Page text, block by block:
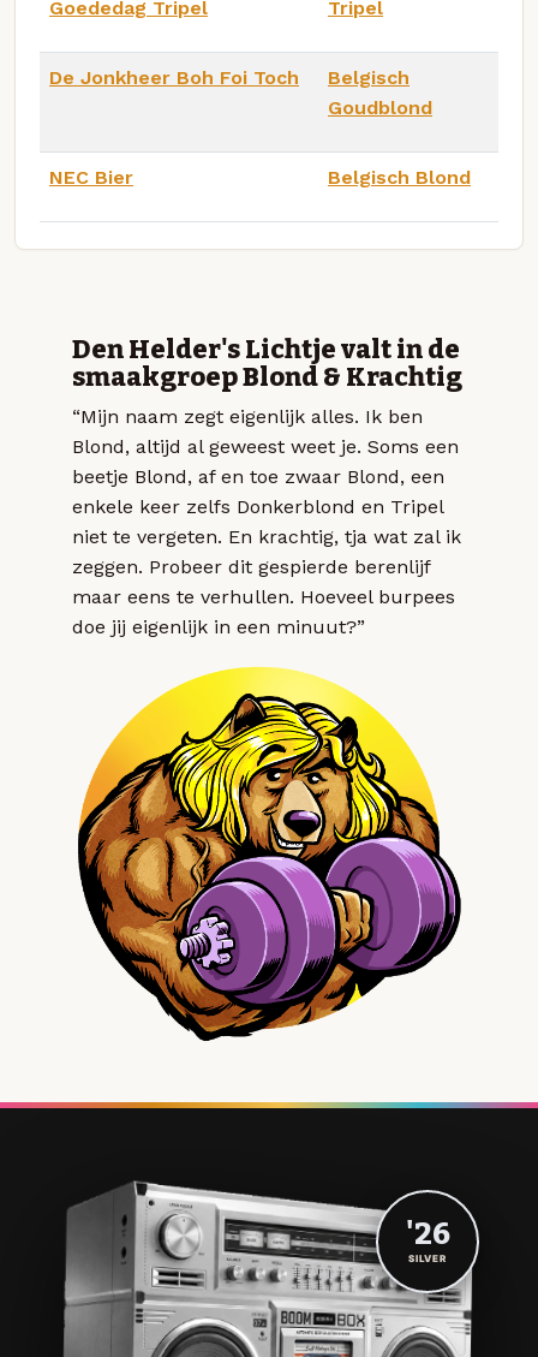
Goededag Tripel Tripel
De Jonkheer Boh Foi Toch
Belgisch
Goudblond
NEC Bier Belgisch Blond
Den Helder's Lichtje valt in de
smaakgroep Blond & Krachtig
“Mijn naam zegt eigenlijk alles. Ik ben
Blond, altijd al geweest weet je. Soms een
beetje Blond, af en toe zwaar Blond, een
enkele keer zelfs Donkerblond en Tripel
niet te vergeten. En krachtig, tja wat zal ik
zeggen. Probeer dit gespierde berenlijf
maar eens te verhullen. Hoeveel burpees
doe jij eigenlijk in een minuut?”
'26
SILVER